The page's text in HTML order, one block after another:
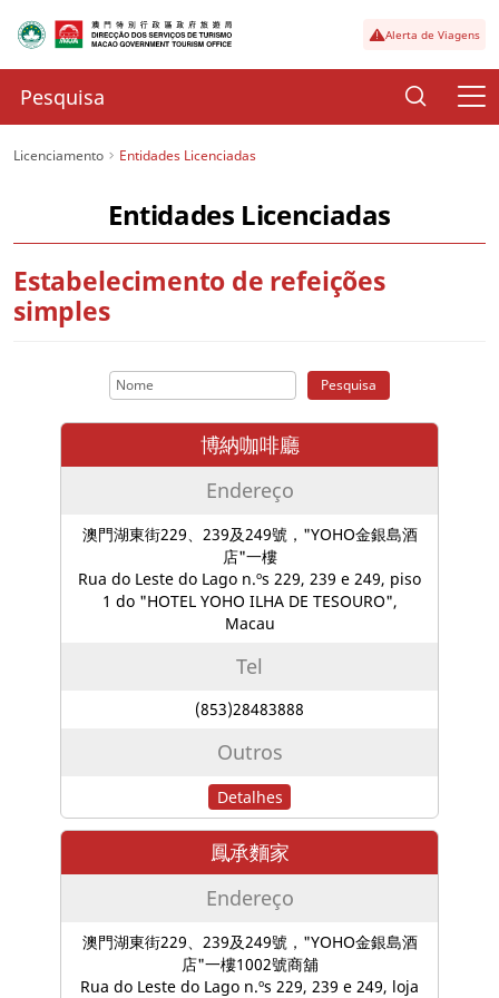
Alerta de Viagens
Licenciamento Entidades Licenciadas
Entidades Licenciadas
Estabelecimento de refeições
simples
Pesquisa
博納咖啡廳
Endereço
澳門湖東街229、239及249號，"YOHO金銀島酒
店"一樓
Rua do Leste do Lago n.ºs 229, 239 e 249, piso
1 do "HOTEL YOHO ILHA DE TESOURO",
Macau
Tel
(853)28483888
Outros
Detalhes
鳳承麵家
Endereço
澳門湖東街229、239及249號，"YOHO金銀島酒
店"一樓1002號商舖
Rua do Leste do Lago n.ºs 229, 239 e 249, loja